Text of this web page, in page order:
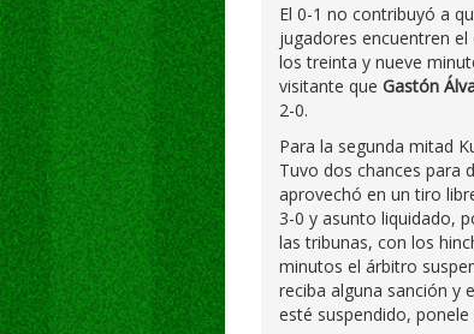
El 0-1 no contribuyó a
jugadores encuentren
los treinta y nueve
visitante que Gastón
2-0.
Para la segunda mitad
Tuvo dos chances para
aprovechó en un tiro
3-0 y asunto liquidado,
las tribunas, con los
minutos el árbitro
reciba alguna sanción y
esté suspendido,